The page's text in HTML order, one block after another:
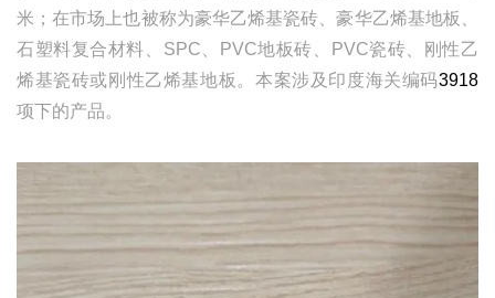
米；在市场上也被称为豪华乙烯基瓷砖、豪华乙烯基地板、
石塑料复合材料、SPC、PVC地板砖、PVC瓷砖、刚性乙
烯基瓷砖或刚性乙烯基地板。本案涉及印度海关编码3918
项下的产品。